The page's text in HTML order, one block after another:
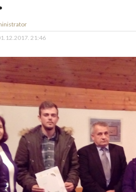
21:46